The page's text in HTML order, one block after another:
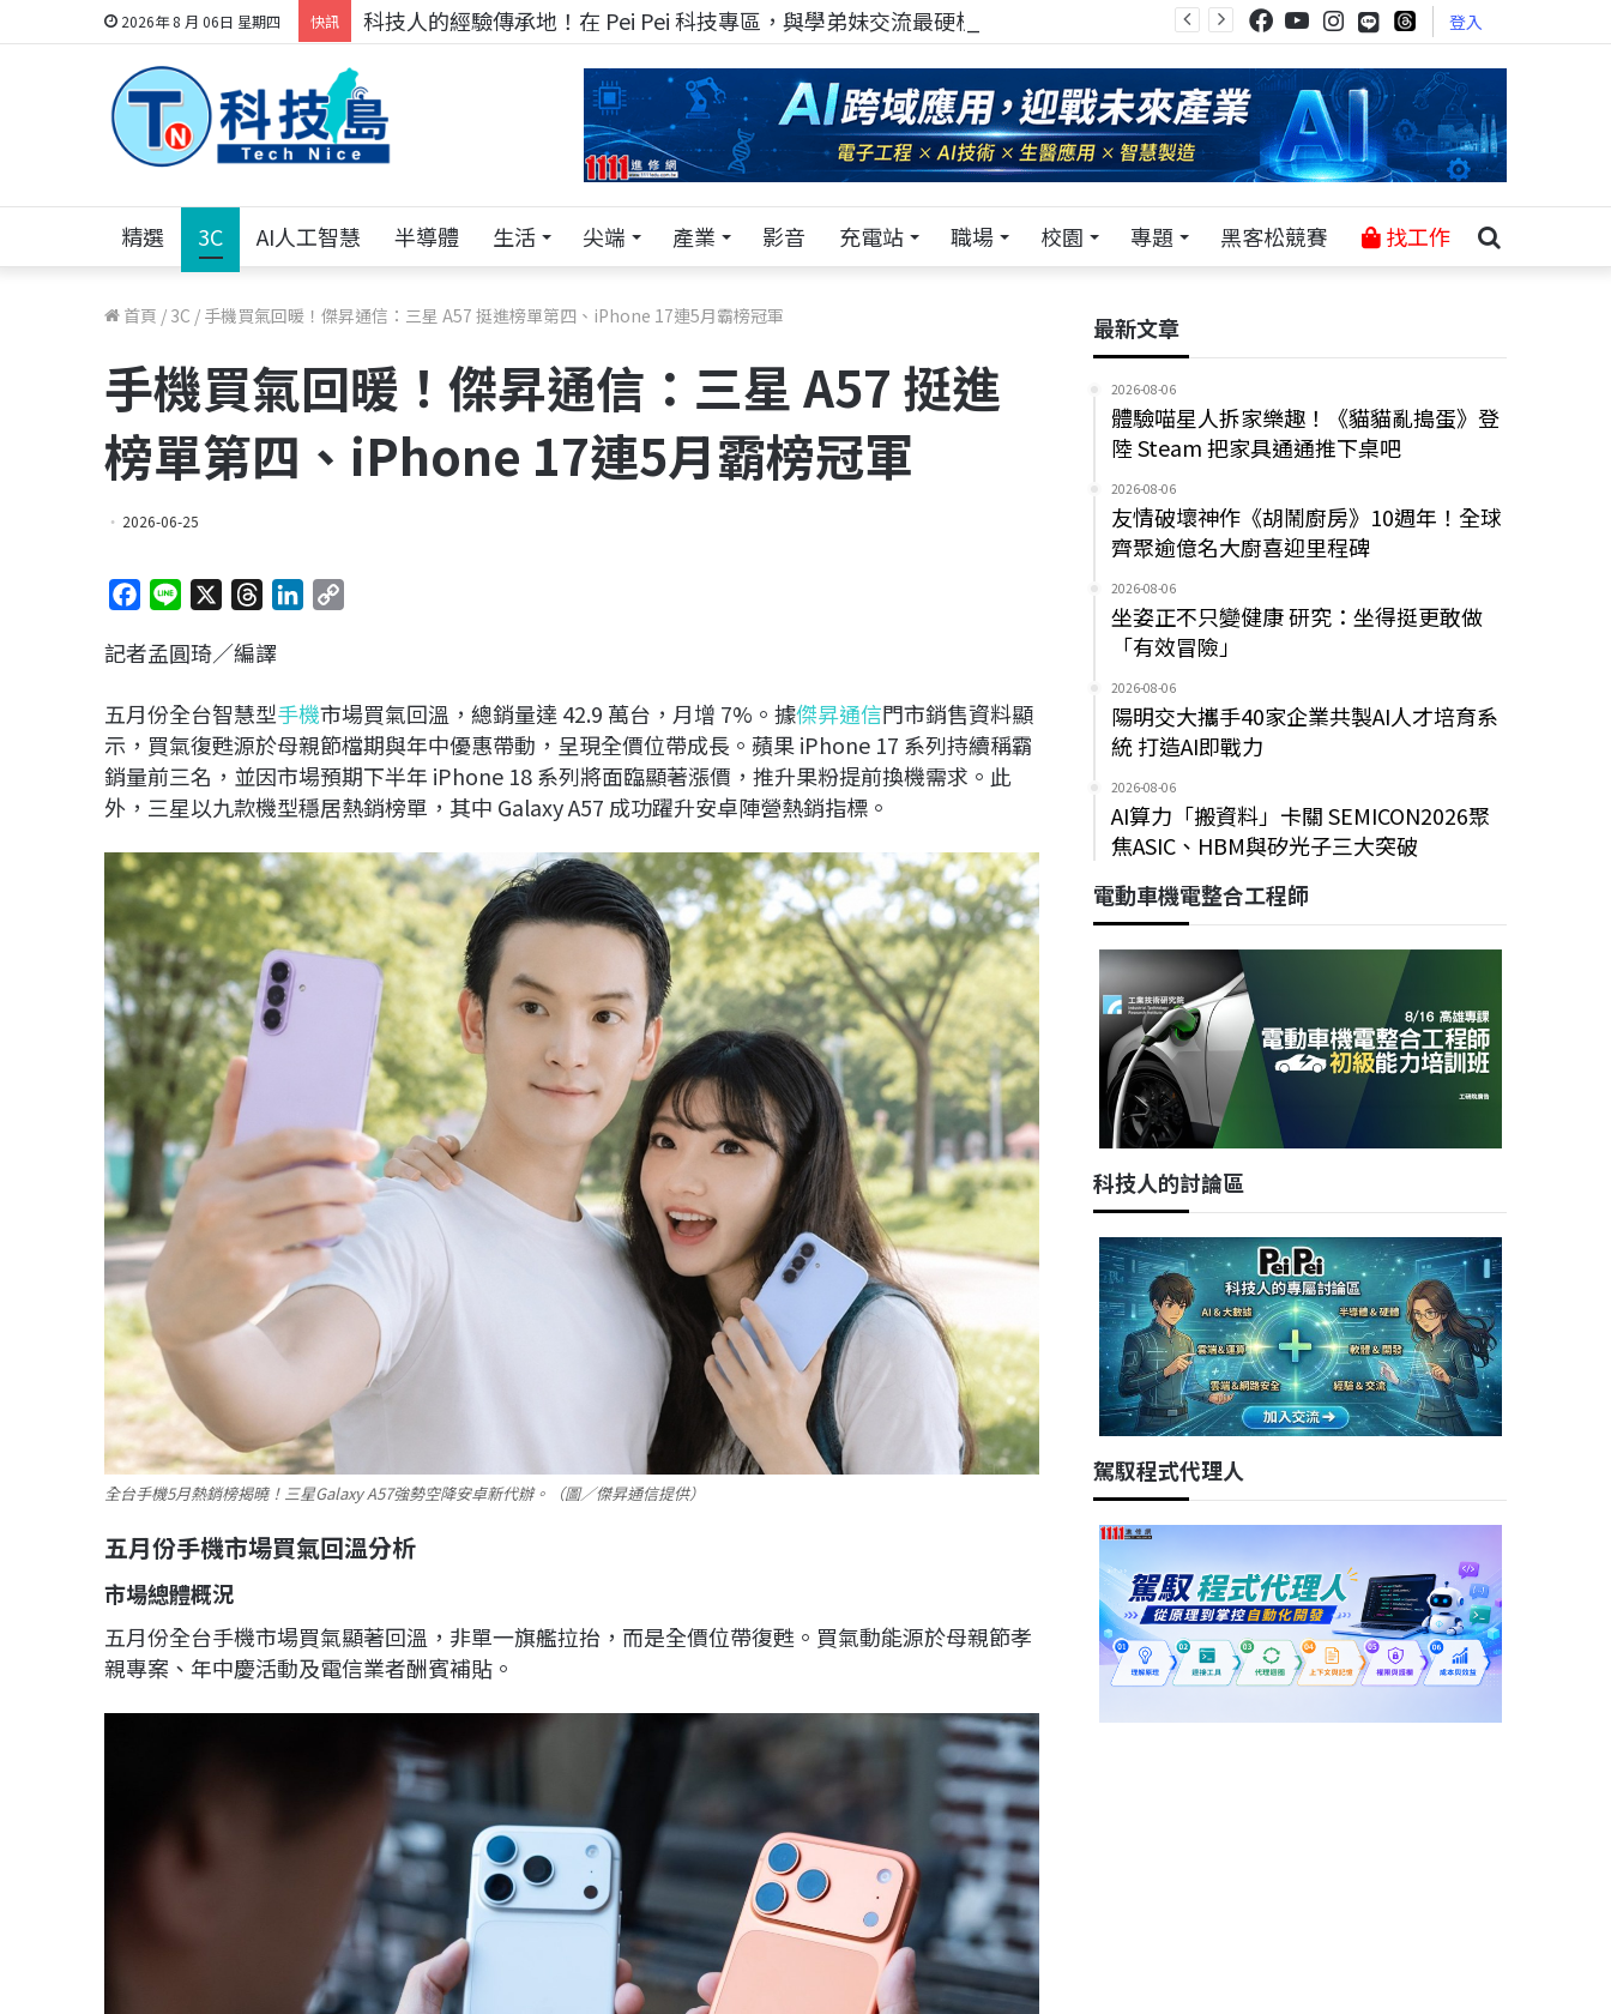
2026年 8 月 06日 星期四 快訊 科技人的經驗傳承地！在 Pei Pei 科技專區，與學弟妹交流最硬核的技術 登入
精選 3C AI人工智慧 半導體 生活 尖端 產業 影音 充電站 職場 校園 專題 黑客松競賽 找工作
首頁 / 3C / 手機買氣回暖！傑昇通信：三星 A57 挺進榜單第四、iPhone 17連5月霸榜冠軍
手機買氣回暖！傑昇通信：三星 A57 挺進
榜單第四、iPhone 17連5月霸榜冠軍
2026-06-25
c
b
o
o
k
n
r
a
d
s
e
d
I
n
L
i
n
k
記者孟圓琦／編譯
五月份全台智慧型手機市場買氣回溫，總銷量達 42.9 萬台，月增 7%。據傑昇通信門市銷售資料顯
示，買氣復甦源於母親節檔期與年中優惠帶動，呈現全價位帶成長。蘋果 iPhone 17 系列持續稱霸
銷量前三名，並因市場預期下半年 iPhone 18 系列將面臨顯著漲價，推升果粉提前換機需求。此
外，三星以九款機型穩居熱銷榜單，其中 Galaxy A57 成功躍升安卓陣營熱銷指標。
全台手機5月熱銷榜揭曉！三星Galaxy A57強勢空降安卓新代辦。（圖／傑昇通信提供）
五月份手機市場買氣回溫分析
市場總體概況
五月份全台手機市場買氣顯著回溫，非單一旗艦拉抬，而是全價位帶復甦。買氣動能源於母親節孝
親專案、年中慶活動及電信業者酬賓補貼。
最新文章
2026-08-06
體驗喵星人拆家樂趣！《貓貓亂搗蛋》登
陸 Steam 把家具通通推下桌吧
2026-08-06
友情破壞神作《胡鬧廚房》10週年！全球
齊聚逾億名大廚喜迎里程碑
2026-08-06
坐姿正不只變健康 研究：坐得挺更敢做
「有效冒險」
2026-08-06
陽明交大攜手40家企業共製AI人才培育系
統 打造AI即戰力
2026-08-06
AI算力「搬資料」卡關 SEMICON2026聚
焦ASIC、HBM與矽光子三大突破
電動車機電整合工程師
科技人的討論區
駕馭程式代理人